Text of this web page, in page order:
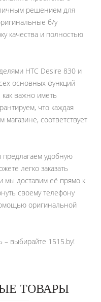
решением для
б/у
качества и полностью
HTC Desire 830 и
основных функций
важно иметь
что каждая
соответствует
предлагаем удобную
легко заказать
мы доставим её прямо к
своему телефону
оригинальной
– выбирайте 1515.by!
ТОВАРЫ